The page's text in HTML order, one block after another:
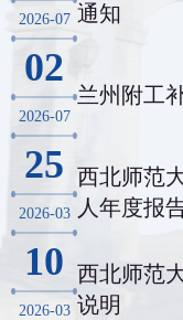
2026-07 通知
02
2026-07
兰州附工
25
2026-03
西北师范
人年度报
10
2026-03
西北师范
说明